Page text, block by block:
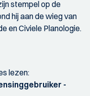
stempel op de
hij aan de wieg van
en Civiele Planologie.
lezen:
-